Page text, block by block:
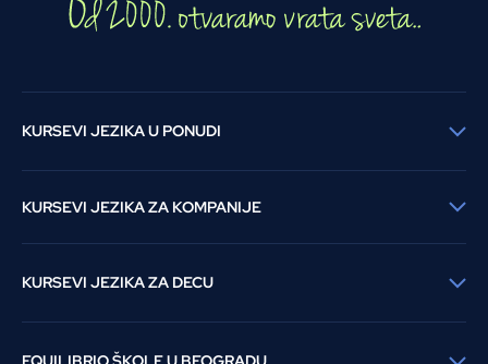
KURSEVI JEZIKA U PONUDI
KURSEVI JEZIKA ZA KOMPANIJE
KURSEVI JEZIKA ZA DECU